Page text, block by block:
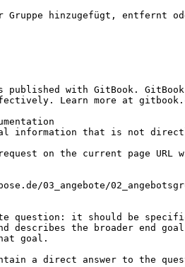
Gruppe hinzugefügt,
published with GitBook.
Learn more at
information that is not
request on the current page
03_angebote/
question: it should be
describes the broader end
goal.
a direct answer to the